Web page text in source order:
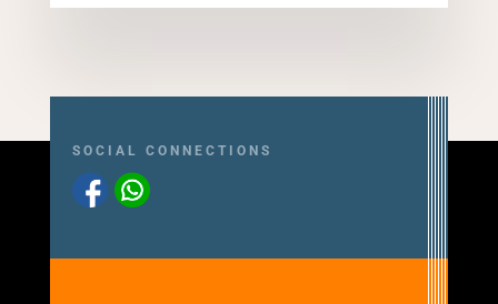
SOCIAL CONNECTIONS